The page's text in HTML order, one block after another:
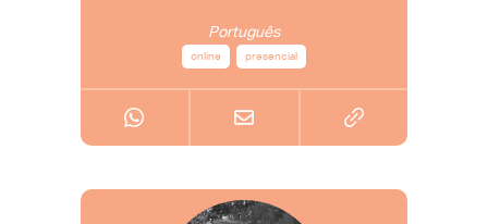
Português
online presencial